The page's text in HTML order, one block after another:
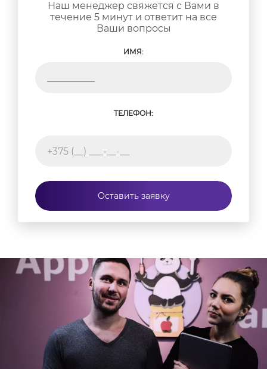
Наш менеджер свяжется с Вами в
течение 5 минут и ответит на все
Ваши вопросы
ИМЯ:
ТЕЛЕФОН:
Оставить заявку